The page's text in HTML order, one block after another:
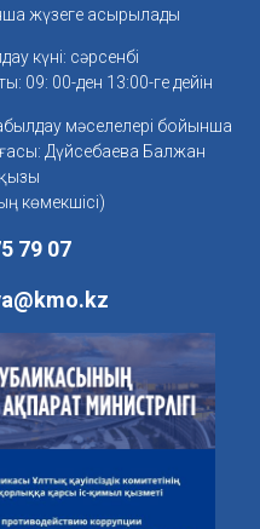
жүзеге асырылады
күні: сәрсенбі
09: 00-ден 13:00-ге дейін
мәселелері бойынша
Дүйсебаева Балжан
көмекшісі)
79 07